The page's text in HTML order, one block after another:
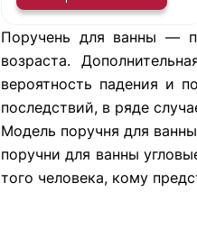
Поручень для ванны —
возраста.
вероятность падения и
последствий, в ряде
Модель поручня для
поручни для ванны
того человека, кому